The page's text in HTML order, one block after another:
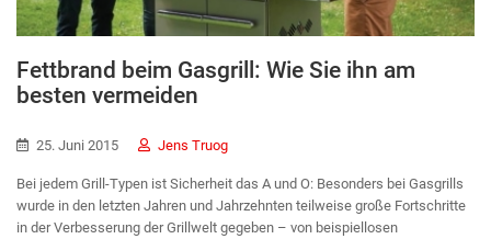
Fettbrand beim Gasgrill: Wie Sie ihn am
besten vermeiden
25. Juni 2015 Jens Truog
Bei jedem Grill-Typen ist Sicherheit das A und O: Besonders bei Gasgrills
wurde in den letzten Jahren und Jahrzehnten teilweise große Fortschritte
in der Verbesserung der Grillwelt gegeben – von beispiellosen